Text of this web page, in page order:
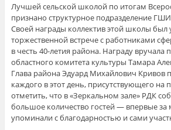
Лучшей сельской школой по итогам
признано структурное подразделение
Своей награды коллектив этой школы был
торжественной встрече с работниками
в честь 40-летия района. Награду вручала
областного комитета культуры Тамара
Глава района Эдуард Михайлович Кривов
каждого в этот день, присутствующего на
отметить, что в «Зеркальном зале» РДК
большое количество гостей — впервые за
упоминали с благодарностью и сами